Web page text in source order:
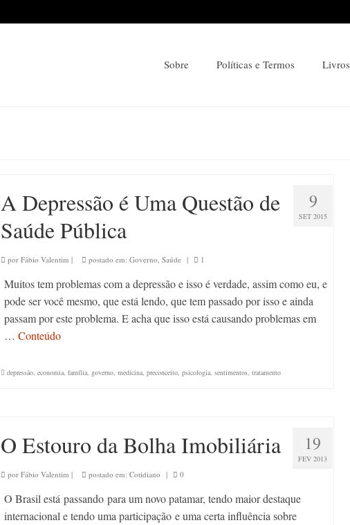
Sobre Políticas e Termos Livros
9
SET 2015
A Depressão é Uma Questão de
Saúde Pública
por Fábio Valentim | postado em: Governo, Saúde | 1
Muitos tem problemas com a depressão e isso é verdade, assim como eu, e
pode ser você mesmo, que está lendo, que tem passado por isso e ainda
passam por este problema. E acha que isso está causando problemas em
… Conteúdo
depressão, economia, família, governo, medicina, preconceito, psicologia, sentimentos, tratamento
19
FEV 2013
O Estouro da Bolha Imobiliária
por Fábio Valentim | postado em: Cotidiano | 0
O Brasil está passando para um novo patamar, tendo maior destaque
internacional e tendo uma participação e uma certa influência sobre